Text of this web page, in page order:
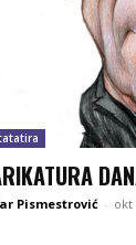
Pismestrović - okt